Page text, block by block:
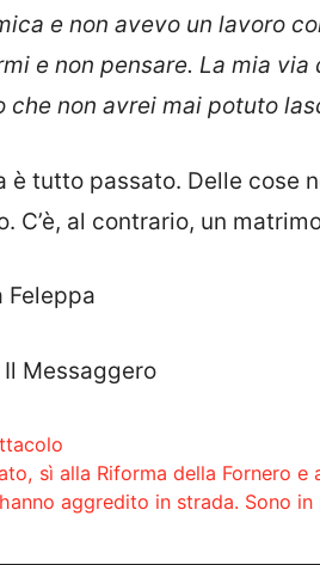
e non avevo un lavoro
e non pensare. La mia
che non avrei mai potuto
è tutto passato. Delle cose
C’è, al contrario, un
Feleppa
Il Messaggero
sì alla Riforma della Fornero e
aggredito in strada. Sono in